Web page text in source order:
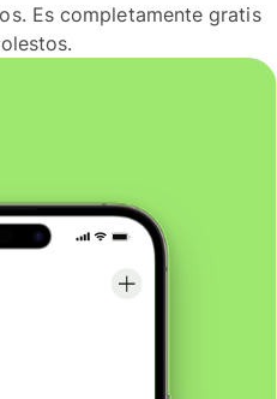
Es completamente gratis